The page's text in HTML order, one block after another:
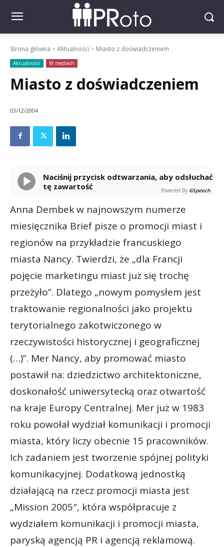
Strona główna Aktualności Miasto z doświadczeniem
Aktualności W mediach
Miasto z doświadczeniem
03/12/2004
Naciśnij przycisk odtwarzania, aby odsłuchać
tę zawartość
Powered By GSpeech
Anna Dembek w najnowszym numerze
miesięcznika Brief pisze o promocji miast i
regionów na przykładzie francuskiego
miasta Nancy. Twierdzi, że „dla Francji
pojęcie marketingu miast już się trochę
przeżyło”. Dlatego „nowym pomysłem jest
traktowanie regionalności jako projektu
terytorialnego zakotwiczonego w
rzeczywistości historycznej i geograficznej
(…)”. Mer Nancy, aby promować miasto
postawił na: dziedzictwo architektoniczne,
doskonałość uniwersytecką oraz otwartość
na kraje Europy Centralnej. Mer już w 1983
roku powołał wydział komunikacji i promocji
miasta, który liczy obecnie 15 pracowników.
Ich zadaniem jest tworzenie spójnej polityki
komunikacyjnej. Dodatkową jednostką
działającą na rzecz promocji miasta jest
„Mission 2005″, która współpracuje z
wydziałem komunikacji i promocji miasta,
paryską agencją PR i agencją reklamową.